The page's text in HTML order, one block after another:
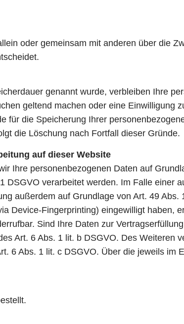
oder gemeinsam mit anderen über die
genannt wurde, verbleiben Ihre
geltend machen oder eine Einwilligung
für die Speicherung Ihrer
die Löschung nach Fortfall dieser Gründe.
auf dieser Website
Ihre personenbezogenen Daten auf
verarbeitet werden. Im Falle einer
außerdem auf Grundlage von Art. 49
Device-Fingerprinting) eingewilligt haben,
Sind Ihre Daten zur
Art. 6 Abs. 1 lit. b DSGVO. Des Weiteren
6 Abs. 1 lit. c DSGVO. Über die jeweils im